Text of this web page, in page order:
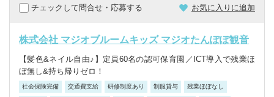
チェックして問合せ・応募する お気に入りに追加
株式会社 マジオブルームキッズ マジオたんぽぽ観音
【髪色&ネイル自由♪】定員60名の認可保育園／ICT導入で残業ほ
ぼ無し&持ち帰りゼロ！
社会保険完備 交通費支給 研修制度あり 制服貸与 残業ほぼなし